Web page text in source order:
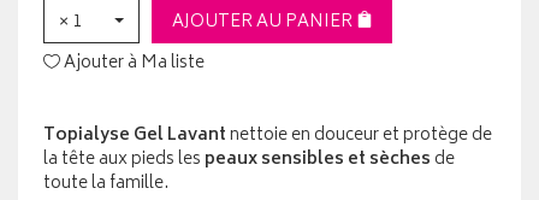
× 1
AJOUTER AU PANIER
Ajouter à Ma liste
Topialyse Gel Lavantnettoie en douceur et protège de
la tête aux pieds les peaux sensibles et sèches de
toute la famille.